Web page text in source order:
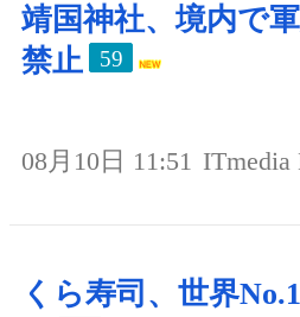
靖国神社、境内で
禁止
59
08月10日 11:51 ITmedia
くら寿司、世界